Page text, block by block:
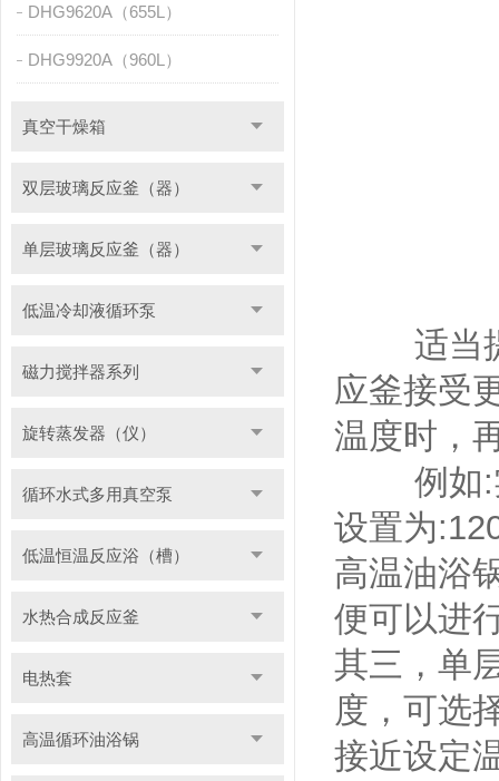
DHG9620A（655L）
DHG9920A（960L）
真空干燥箱
双层玻璃反应釜（器）
单层玻璃反应釜（器）
低温冷却液循环泵
磁力搅拌器系列
旋转蒸发器（仪）
循环水式多用真空泵
低温恒温反应浴（槽）
水热合成反应釜
电热套
高温循环油浴锅
适当提
应釜接受
温度时，
例如:实
设置为
高温油浴
便可以进
其三，单
度，可选
接近设定